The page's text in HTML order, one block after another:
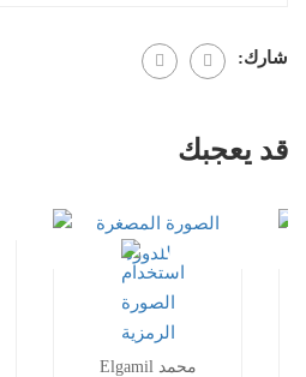
شارك:
قد يعجبك
Elgamil محمد